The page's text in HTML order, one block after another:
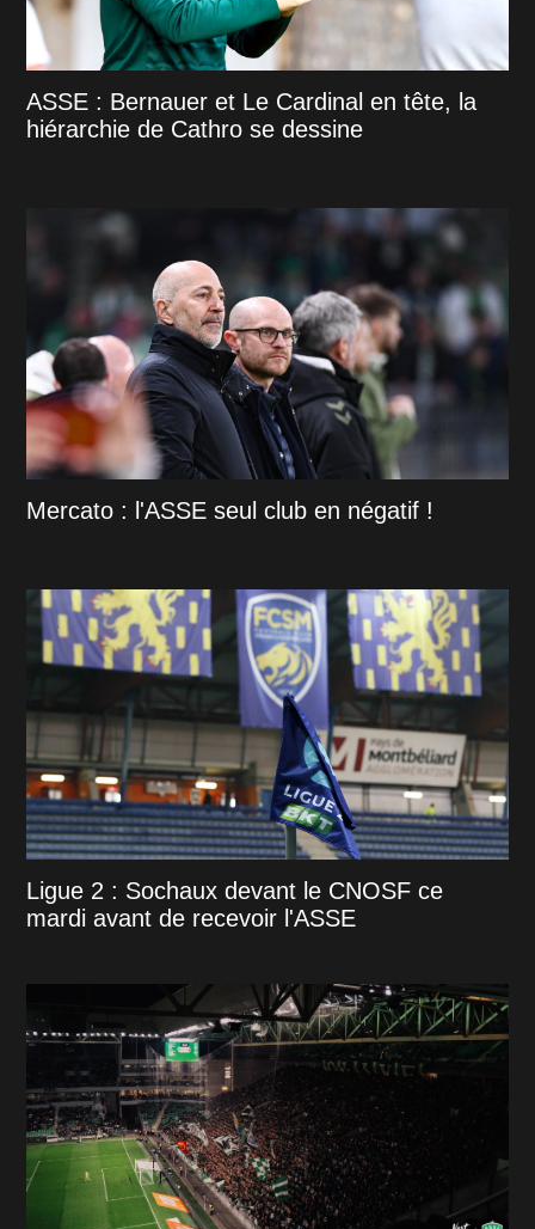
ASSE : Bernauer et Le Cardinal en tête, la
hiérarchie de Cathro se dessine
Mercato : l'ASSE seul club en négatif !
Ligue 2 : Sochaux devant le CNOSF ce
mardi avant de recevoir l'ASSE